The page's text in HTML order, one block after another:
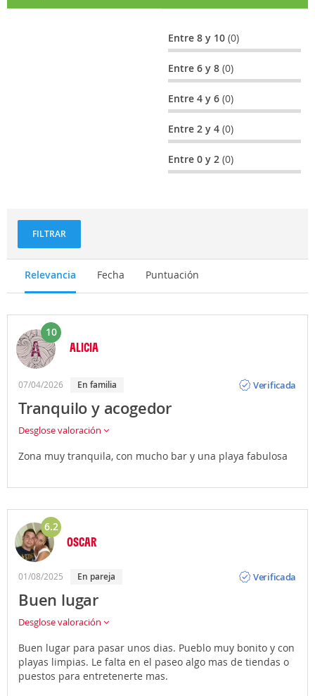
Entre 8 y 10(0)
Entre 6 y 8(0)
Entre 4 y 6(0)
Entre 2 y 4(0)
Entre 0 y 2(0)
FILTRAR
Relevancia Fecha Puntuación
10
ALICIA
07/04/2026 En familia
Verificada
Tranquilo y acogedor
Desglose valoración
Zona muy tranquila, con mucho bar y una playa fabulosa
6.2
OSCAR
01/08/2025 En pareja
Verificada
Buen lugar
Desglose valoración
Buen lugar para pasar unos dias. Pueblo muy bonito y con
playas limpias. Le falta en el paseo algo mas de tiendas o
puestos para entretenerte mas.